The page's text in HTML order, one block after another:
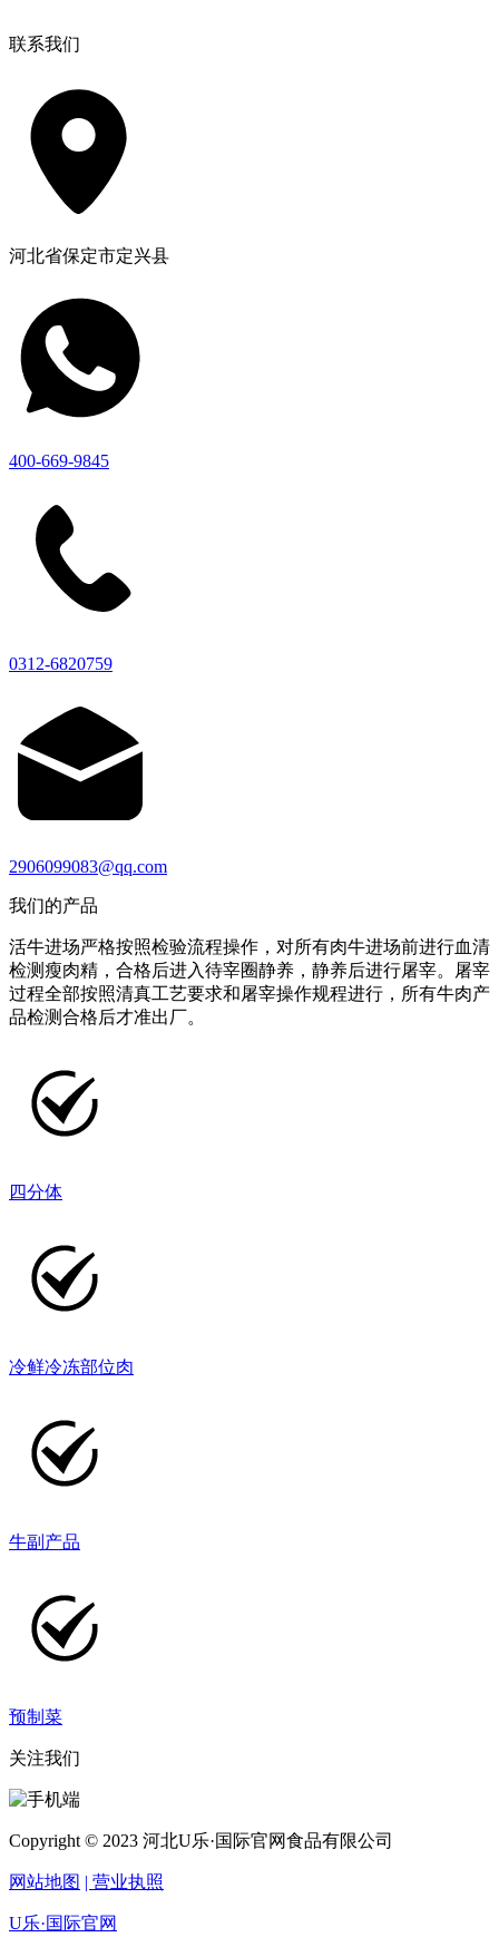
联系我们
河北省保定市定兴县
400-669-9845
0312-6820759
2906099083@qq.com
我们的产品
活牛进场严格按照检验流程操作，对所有肉牛进场前进行血清
检测瘦肉精，合格后进入待宰圈静养，静养后进行屠宰。屠宰
过程全部按照清真工艺要求和屠宰操作规程进行，所有牛肉产
品检测合格后才准出厂。
四分体
冷鲜冷冻部位肉
牛副产品
预制菜
关注我们
Copyright © 2023 河北U乐·国际官网食品有限公司
网站地图 | 营业执照
U乐·国际官网